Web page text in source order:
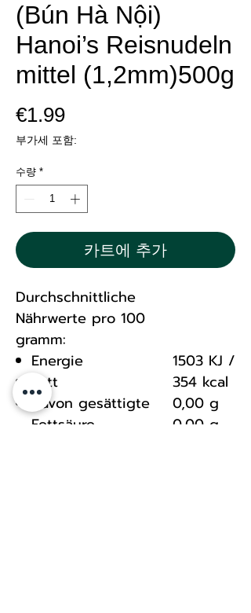
(Bún Hà Nội)
Hanoi’s Reisnudeln
mittel (1,2mm)500g
€1.99가
격
부가세 포함:
수량 *
카트에 추가
Durchschnittliche
Nährwerte pro 100
gramm:
Energie
Fett
Davon gesättigte
Fettsäure
1503 KJ /
354 kcal
0,00 g
0,00 g